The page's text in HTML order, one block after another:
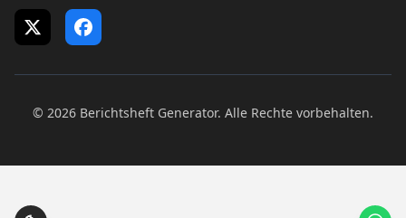
X (Twitter)Facebook
© 2026 Berichtsheft Generator. Alle Rechte vorbehalten.